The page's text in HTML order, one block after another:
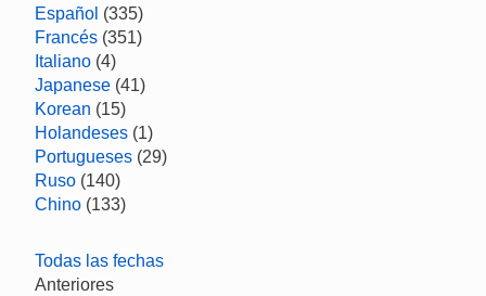
Español (335)
Francés (351)
Italiano (4)
Japanese (41)
Korean (15)
Holandeses (1)
Portugueses (29)
Ruso (140)
Chino (133)
Todas las fechas
Anteriores